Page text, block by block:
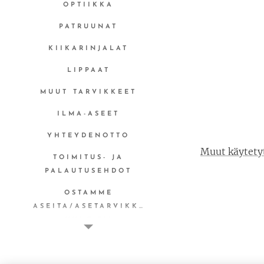
OPTIIKKA
PATRUUNAT
KIIKARINJALAT
LIPPAAT
MUUT TARVIKKEET
ILMA-ASEET
YHTEYDENOTTO
TOIMITUS- JA
PALAUTUSEHDOT
OSTAMME
ASEITA/ASETARVIKKEITA
Muut